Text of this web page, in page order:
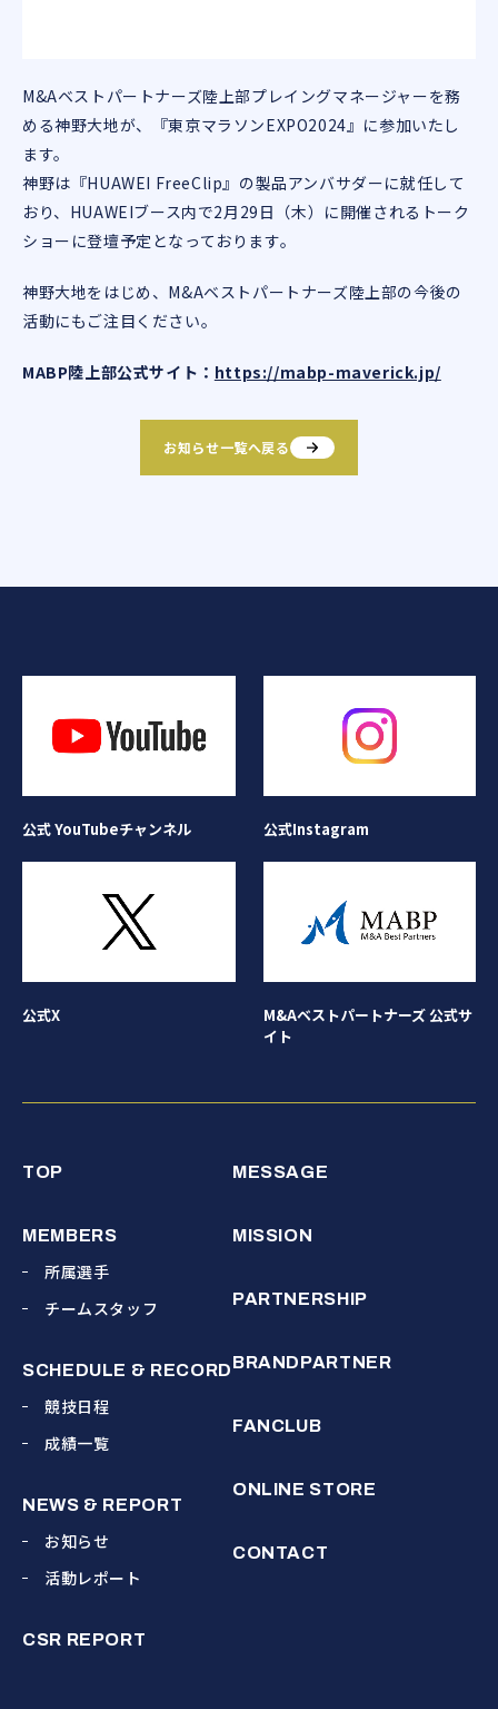
M&Aベストパートナーズ陸上部プレイングマネージャーを務
める神野大地が、『東京マラソンEXPO2024』に参加いたし
ます。
神野は『HUAWEI FreeClip』の製品アンバサダーに就任して
おり、HUAWEIブース内で2月29日（木）に開催されるトーク
ショーに登壇予定となっております。
神野大地をはじめ、M&Aベストパートナーズ陸上部の今後の
活動にもご注目ください。
MABP陸上部公式サイト： https://mabp-maverick.jp/
お知らせ一覧へ戻る
公式 YouTubeチャンネル 公式Instagram
公式X
M&Aベストパートナーズ 公式サ
イト
TOP
MEMBERS
所属選手
チームスタッフ
SCHEDULE & RECORD
競技日程
成績一覧
NEWS & REPORT
お知らせ
活動レポート
CSR REPORT
MESSAGE
MISSION
PARTNERSHIP
BRANDPARTNER
FANCLUB
ONLINE STORE
CONTACT